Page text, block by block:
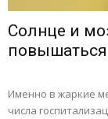
Солнце и
повышаться
Именно в жаркие
числа